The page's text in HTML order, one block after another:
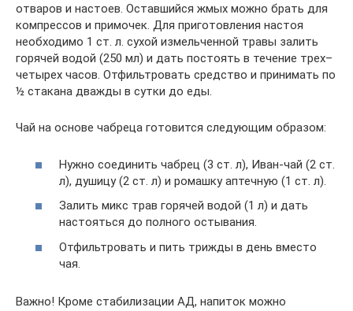
отваров и настоев. Оставшийся жмых можно брать для
компрессов и примочек. Для приготовления настоя
необходимо 1 ст. л. сухой измельченной травы залить
горячей водой (250 мл) и дать постоять в течение трех–
четырех часов. Отфильтровать средство и принимать по
½ стакана дважды в сутки до еды.
Чай на основе чабреца готовится следующим образом:
Нужно соединить чабрец (3 ст. л), Иван-чай (2 ст.
л), душицу (2 ст. л) и ромашку аптечную (1 ст. л).
Залить микс трав горячей водой (1 л) и дать
настояться до полного остывания.
Отфильтровать и пить трижды в день вместо
чая.
Важно! Кроме стабилизации АД, напиток можно